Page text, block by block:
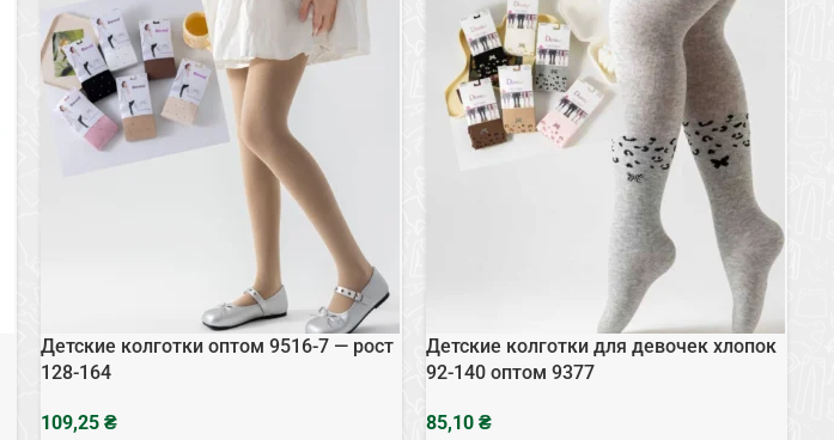
Детские колготки оптом 9516-7 — рост
128-164
₴
Детские колготки для девочек хлопок
92-140 оптом 9377
₴